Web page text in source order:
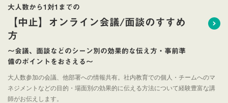
大人数から1対1までの
【中止】オンライン会議/面談のすすめ
方
～会議、面談などのシーン別の効果的な伝え方・事前準
備のポイントをおさえる～
大人数参加の会議、他部署への情報共有。社内教育での個人・チームへのマ
ネジメントなどの目的・場面別の効果的に伝える方法について経験豊富な講
師がお伝えします。